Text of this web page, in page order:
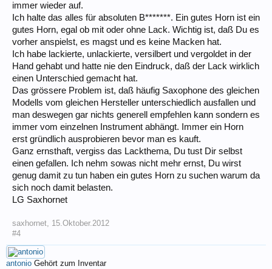
immer wieder auf.
Ich halte das alles für absoluten B*******. Ein gutes Horn ist ein
gutes Horn, egal ob mit oder ohne Lack. Wichtig ist, daß Du es
vorher anspielst, es magst und es keine Macken hat.
Ich habe lackierte, unlackierte, versilbert und vergoldet in der
Hand gehabt und hatte nie den Eindruck, daß der Lack wirklich
einen Unterschied gemacht hat.
Das grössere Problem ist, daß häufig Saxophone des gleichen
Modells vom gleichen Hersteller unterschiedlich ausfallen und
man deswegen gar nichts generell empfehlen kann sondern es
immer vom einzelnen Instrument abhängt. Immer ein Horn
erst gründlich ausprobieren bevor man es kauft.
Ganz ernsthaft, vergiss das Lackthema, Du tust Dir selbst
einen gefallen. Ich nehm sowas nicht mehr ernst, Du wirst
genug damit zu tun haben ein gutes Horn zu suchen warum da
sich noch damit belasten.
LG Saxhornet
saxhornet, 15.Oktober.2012
#4
antonio Gehört zum Inventar